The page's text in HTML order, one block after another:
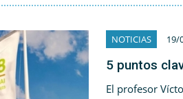
NOTICIAS 19/
5 puntos
El profesor